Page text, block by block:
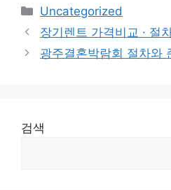
Categories
Uncategorized
장기렌트 가격비교 · 절
광주결혼박람회 절차와
검색